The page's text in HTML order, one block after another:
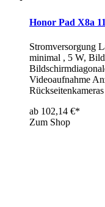
Honor Pad X8a
Stromversorgung
minimal , 5 W,
Videoaufnahme
ab 102,14 €*
Zum Shop